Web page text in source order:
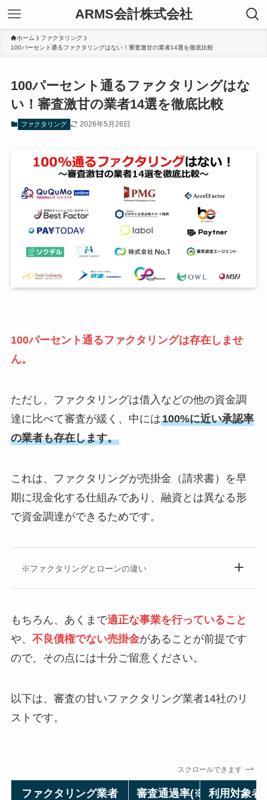
ARMS会計株式会社
ホーム
ファクタリング
100パーセント通るファクタリングはない！審査激甘の業者14選を徹底比較
100パーセント通るファクタリングはな
い！審査激甘の業者14選を徹底比較
ファクタリング 2026年5月26日
100パーセント通るファクタリングは存在しませ
ん。
ただし、ファクタリングは借入などの他の資金調
達に比べて審査が緩く、中には100%に近い承認率
の業者も存在します。
これは、ファクタリングが売掛金（請求書）を早
期に現金化する仕組みであり、融資とは異なる形
で資金調達ができるためです。
※ファクタリングとローンの違い
もちろん、あくまで適正な事業を行っていること
や、 不良債権でない売掛金があることが前提です
ので、その点には十分ご留意ください。
以下は、審査の甘いファクタリング業者14社のリ
ストです。
スクロールできます
ファクタリング業者 審査通過率(※) 利用対象者